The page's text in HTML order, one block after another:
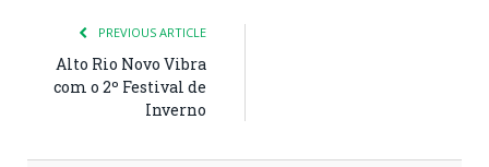
PREVIOUS ARTICLE
Alto Rio Novo Vibra
com o 2º Festival de
Inverno